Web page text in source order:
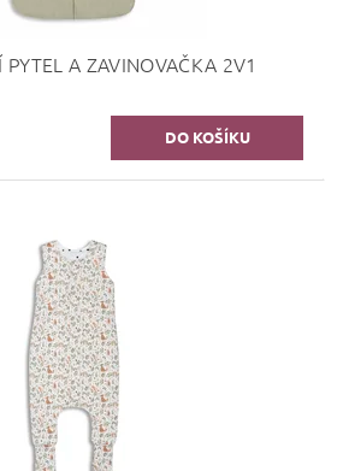
PYTEL A ZAVINOVAČKA 2V1